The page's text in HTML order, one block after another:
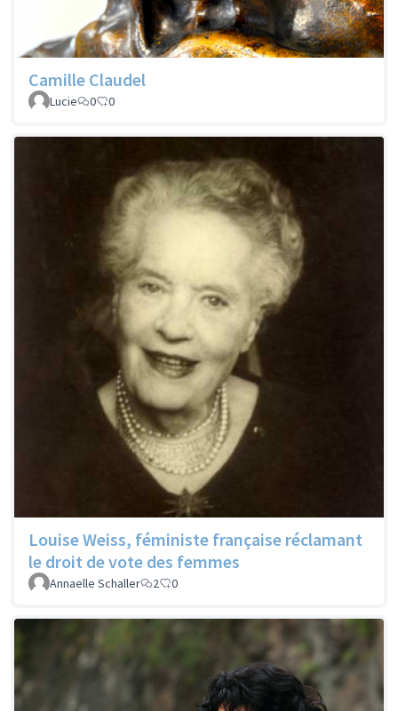
Camille Claudel
Lucie 0 0
Louise Weiss, féministe française réclamant
le droit de vote des femmes
Annaelle Schaller 2 0